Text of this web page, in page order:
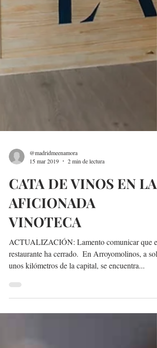
15 mar 2019
2 min de lectura
CATA DE VINOS EN LA
AFICIONADA
VINOTECA
ACTUALIZACIÓN: Lamento comunicar que
unos kilómetros de la capital, se encuentra...